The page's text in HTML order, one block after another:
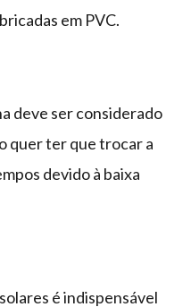
em PVC.
deve ser considerado
quer ter que trocar a
devido à baixa
é indispensável